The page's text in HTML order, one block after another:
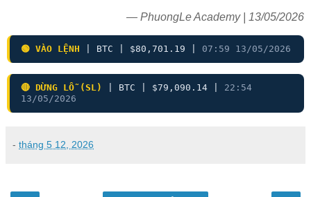
— PhuongLe Academy | 13/05/2026
🟢 VÀO LỆNH | BTC | $80,701.19 | 07:59 13/05/2026
🔴 DỪNG LỖ (SL) | BTC | $79,090.14 | 22:54
13/05/2026
- tháng 5 12, 2026